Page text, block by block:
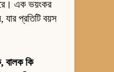
এক ভয়ংকর
যার প্রতিটি বয়স
বালক কি